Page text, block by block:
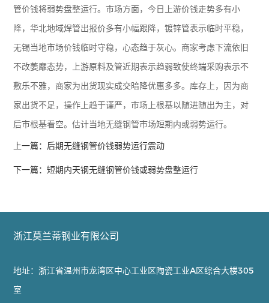
管价钱将弱势盘整运行。市场方面，今日上游价钱走势多有小
降，华北地域焊管出报价多有小幅跟降，镀锌管表示临时平稳，
无锡当地市场价钱临时守稳，心态趋于灰心。商家考虑下流依旧
不改萎靡态势，上游原料及管近期表示趋弱致使终端采购表示不
敷乐不雅，商家为出货现实成交暗降优惠多多。库存上，因为商
家出货不足，操作上趋于谨严，市场上根基以随进随出为主，对
后市根基看空。估计当地无缝钢管市场短期内或弱势运行。
上一篇： 后期无缝钢管价钱弱势运行震动
下一篇：短期内天钢无缝钢管价钱或弱势盘整运行
浙江莫兰蒂钢业有限公司
地址：浙江省温州市龙湾区中心工业区陶瓷工业A区综合大楼305
室